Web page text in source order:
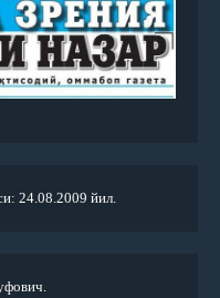
24.08.2009 йил.